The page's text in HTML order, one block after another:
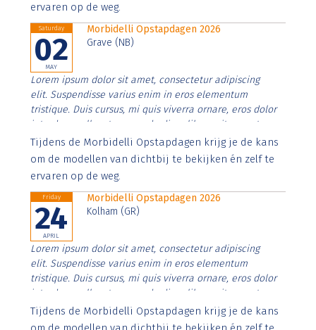
ervaren op de weg.
Saturday
02
MAY
Morbidelli Opstapdagen 2026
Grave (NB)
Lorem ipsum dolor sit amet, consectetur adipiscing
elit. Suspendisse varius enim in eros elementum
tristique. Duis cursus, mi quis viverra ornare, eros dolor
interdum nulla, ut commodo diam libero vitae erat.
Aenean faucibus nibh et justo cursus id rutrum lorem
imperdiet. Nunc ut sem vitae risus tristique posuere.
Tijdens de Morbidelli Opstapdagen krijg je de kans
om de modellen van dichtbij te bekijken én zelf te
ervaren op de weg.
Friday
24
APRIL
Morbidelli Opstapdagen 2026
Kolham (GR)
Lorem ipsum dolor sit amet, consectetur adipiscing
elit. Suspendisse varius enim in eros elementum
tristique. Duis cursus, mi quis viverra ornare, eros dolor
interdum nulla, ut commodo diam libero vitae erat.
Aenean faucibus nibh et justo cursus id rutrum lorem
imperdiet. Nunc ut sem vitae risus tristique posuere.
Tijdens de Morbidelli Opstapdagen krijg je de kans